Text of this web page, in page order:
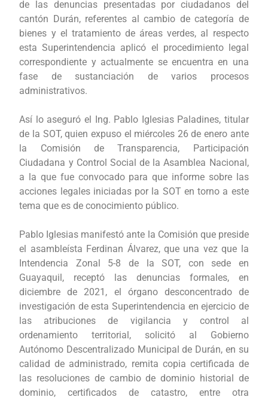
de las denuncias presentadas por ciudadanos del
cantón Durán, referentes al cambio de categoría de
bienes y el tratamiento de áreas verdes, al respecto
esta Superintendencia aplicó el procedimiento legal
correspondiente y actualmente se encuentra en una
fase de sustanciación de varios procesos
administrativos.
Así lo aseguró el Ing. Pablo Iglesias Paladines, titular
de la SOT, quien expuso el miércoles 26 de enero ante
la Comisión de Transparencia, Participación
Ciudadana y Control Social de la Asamblea Nacional,
a la que fue convocado para que informe sobre las
acciones legales iniciadas por la SOT en torno a este
tema que es de conocimiento público.
Pablo Iglesias manifestó ante la Comisión que preside
el asambleísta Ferdinan Álvarez, que una vez que la
Intendencia Zonal 5-8 de la SOT, con sede en
Guayaquil, receptó las denuncias formales, en
diciembre de 2021, el órgano desconcentrado de
investigación de esta Superintendencia en ejercicio de
las atribuciones de vigilancia y control al
ordenamiento territorial, solicitó al Gobierno
Autónomo Descentralizado Municipal de Durán, en su
calidad de administrado, remita copia certificada de
las resoluciones de cambio de dominio historial de
dominio, certificados de catastro, entre otra